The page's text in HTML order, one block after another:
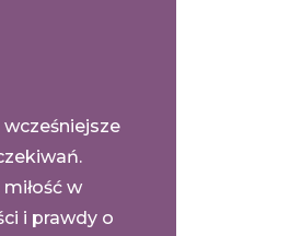
wcześniejsze
w
i prawdy o